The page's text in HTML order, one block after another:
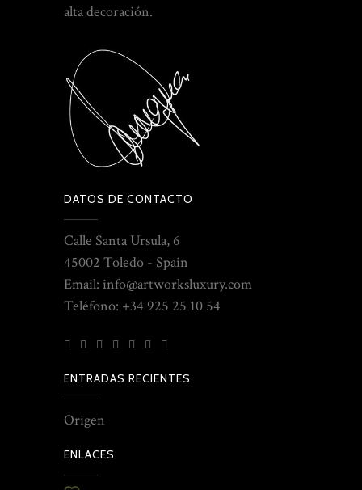
alta decoración.
DATOS DE CONTACTO
Calle Santa Ursula, 6
45002 Toledo - Spain
Email: info@artworksluxury.com
Teléfono: +34 925 25 10 54
ENTRADAS RECIENTES
Origen
ENLACES